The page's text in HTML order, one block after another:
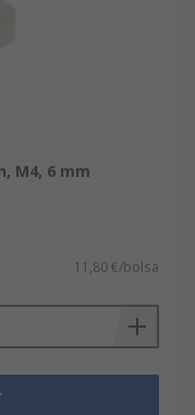
M4, 6 mm
11,80 €/bolsa